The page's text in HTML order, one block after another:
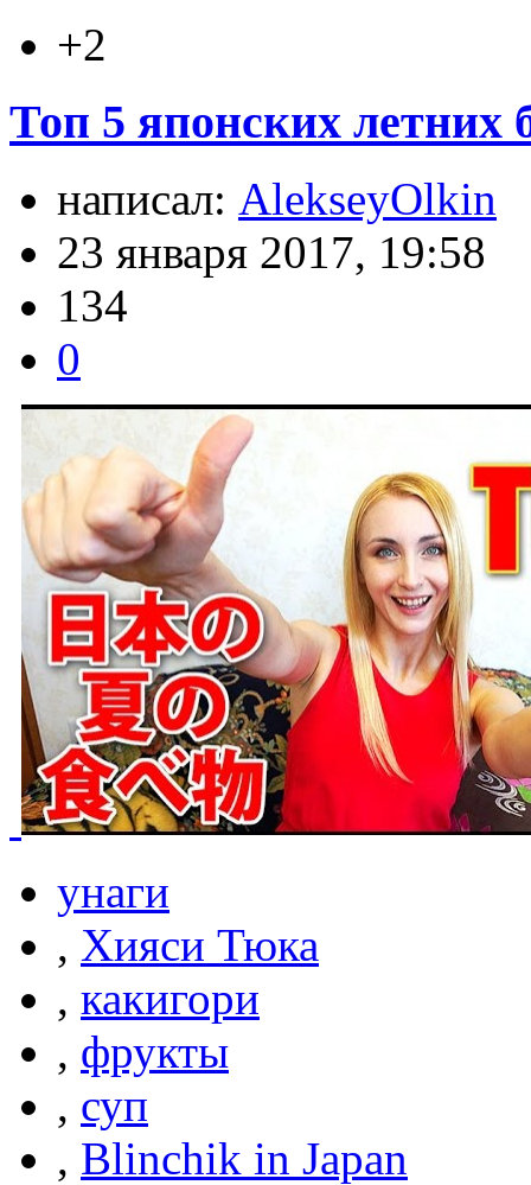
+2
Топ 5 японских летних
написал: AlekseyOlkin
23 января 2017, 19:58
134
0
унаги
, Хияси Тюка
, какигори
, фрукты
, суп
, Blinchik in Japan